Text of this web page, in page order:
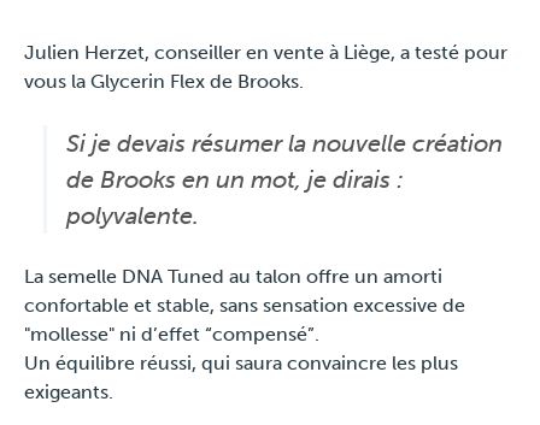
Travel
À propos
News
Tests Produits
Julien Herzet, conseiller en vente à Liège, a testé pour
vous la Glycerin Flex de Brooks.
Si je devais résumer la nouvelle création
de Brooks en un mot, je dirais :
polyvalente.
La semelle DNA Tuned au talon offre un amorti
confortable et stable, sans sensation excessive de
"mollesse" ni d’effet “compensé”.
Un équilibre réussi, qui saura convaincre les plus
exigeants.